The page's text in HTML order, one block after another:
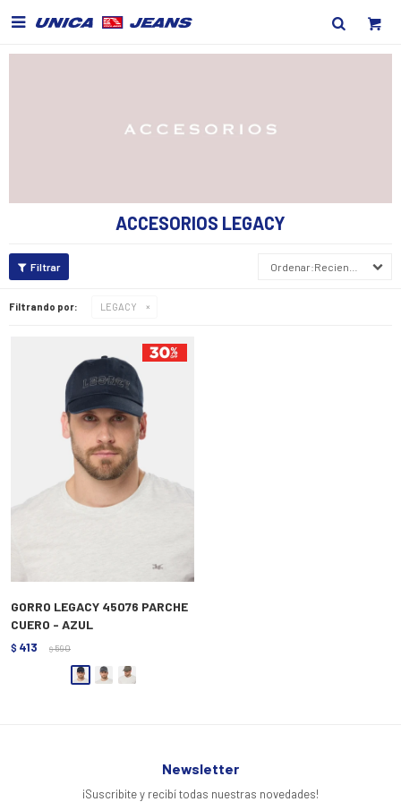

ACCESORIOS LEGACY
Recientes
Filtrando por: LEGACY
GORRO LEGACY 45076 PARCHE
CUERO - AZUL
$ 413 $ 590
Newsletter
¡Suscribite y recibí todas nuestras novedades!